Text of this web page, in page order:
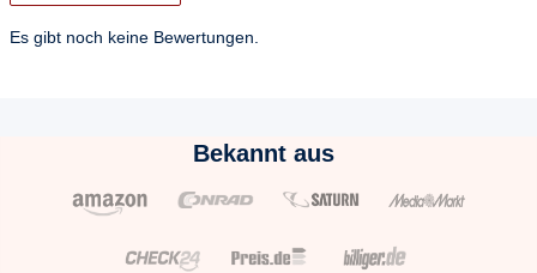
Es gibt noch keine Bewertungen.
Bekannt aus